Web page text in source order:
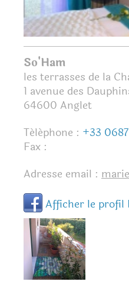
So'Ham
les terrasses de la
1 avenue des
64600 Anglet
Téléphone : +33
Fax :
Adresse email :
Afficher le profil